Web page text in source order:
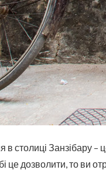
в столиці Занзібару
дозволити, то ви